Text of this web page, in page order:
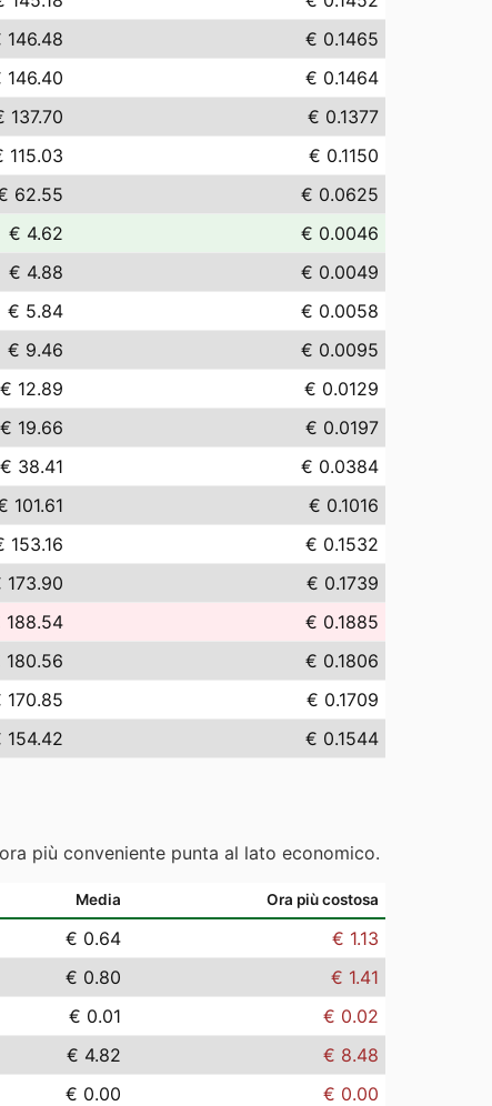
146.48
€ 0.1465
146.40
€ 0.1464
137.70
€ 0.1377
115.03
€ 0.1150
62.55
€ 0.0625
€ 4.62
€ 0.0046
€ 4.88
€ 0.0049
€ 5.84
€ 0.0058
€ 9.46
€ 0.0095
€ 12.89
€ 0.0129
€ 19.66
€ 0.0197
€ 38.41
€ 0.0384
101.61
€ 0.1016
153.16
€ 0.1532
173.90
€ 0.1739
188.54
€ 0.1885
180.56
€ 0.1806
170.85
€ 0.1709
154.42 € 0.1544
più conveniente punta al lato economico.
Media Ora più costosa
€ 0.64
€ 1.13
€ 0.80
€ 1.41
€ 0.01
€ 0.02
€ 4.82
€ 8.48
€ 0.00
€ 0.00